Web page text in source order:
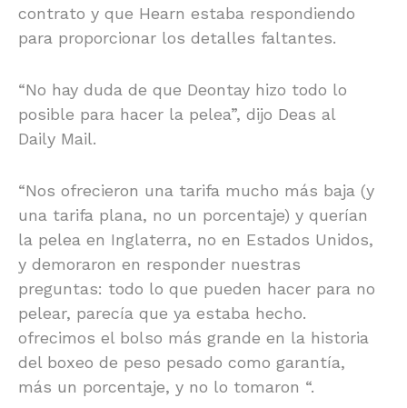
contrato y que Hearn estaba respondiendo
para proporcionar los detalles faltantes.
“No hay duda de que Deontay hizo todo lo
posible para hacer la pelea”, dijo Deas al
Daily Mail.
“Nos ofrecieron una tarifa mucho más baja (y
una tarifa plana, no un porcentaje) y querían
la pelea en Inglaterra, no en Estados Unidos,
y demoraron en responder nuestras
preguntas: todo lo que pueden hacer para no
pelear, parecía que ya estaba hecho.
ofrecimos el bolso más grande en la historia
del boxeo de peso pesado como garantía,
más un porcentaje, y no lo tomaron “.